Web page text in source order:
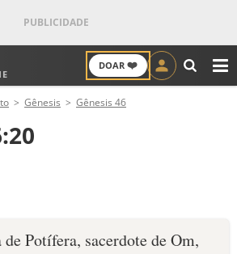
DOAR ❤️
Gênesis Gênesis 46
Potífera, sacerdote de Om,